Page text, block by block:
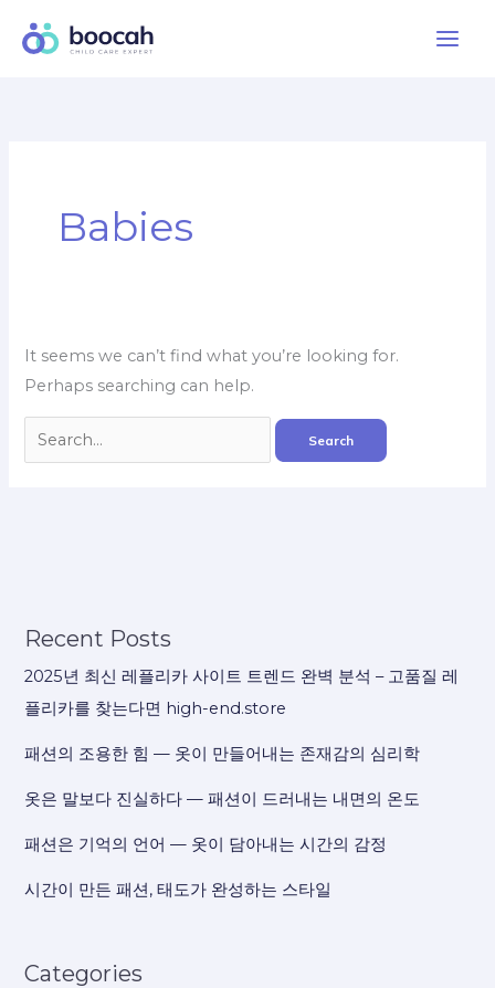
Babies
It seems we can’t find what you’re looking for.
Perhaps searching can help.
Search
for:
Recent Posts
2025년 최신 레플리카 사이트 트렌드 완벽 분석 – 고품질 레
플리카를 찾는다면 high-end.store
패션의 조용한 힘 — 옷이 만들어내는 존재감의 심리학
옷은 말보다 진실하다 — 패션이 드러내는 내면의 온도
패션은 기억의 언어 — 옷이 담아내는 시간의 감정
시간이 만든 패션, 태도가 완성하는 스타일
Categories